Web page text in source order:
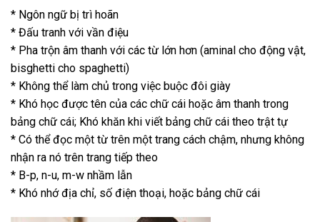
* Ngôn ngữ bị trì hoãn
* Đấu tranh với vần điệu
* Pha trộn âm thanh với các từ lớn hơn (aminal cho động vật,
bisghetti cho spaghetti)
* Không thể làm chủ trong việc buộc đôi giày
* Khó học được tên của các chữ cái hoặc âm thanh trong
bảng chữ cái; Khó khăn khi viết bảng chữ cái theo trật tự
* Có thể đọc một từ trên một trang cách chậm, nhưng không
nhận ra nó trên trang tiếp theo
* B-p, n-u, m-w nhầm lẫn
* Khó nhớ địa chỉ, số điện thoại, hoặc bảng chữ cái